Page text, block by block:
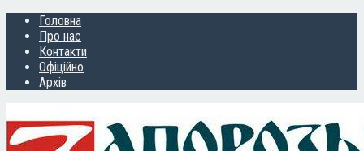
Головна
Про нас
Контакти
Офіційно
Архів